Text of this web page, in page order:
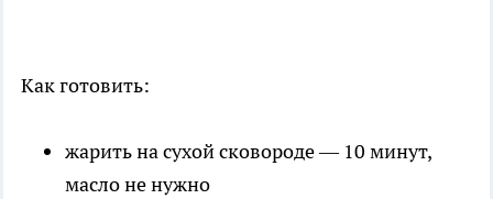
Как готовить:
жарить на сухой сковороде — 10 минут,
масло не нужно